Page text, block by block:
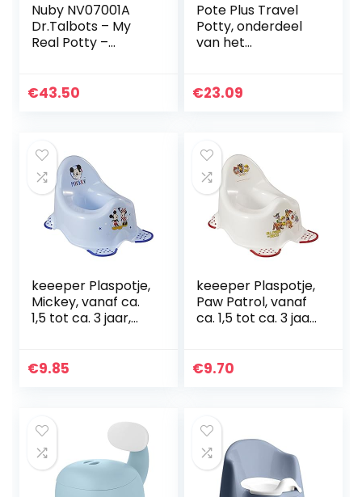
Nuby NV07001A
Dr.Talbots – My
Real Potty –
oefentoilet voor
€43.50
Pote Plus Travel
Potty, onderdeel
van het
zachte PU-
€23.09
keeeper Plaspotje,
Mickey, vanaf ca.
1,5 tot ca. 3 jaar,
€9.85
keeeper Plaspotje,
Paw Patrol, vanaf
ca. 1,5 tot ca. 3 jaar,
€9.70